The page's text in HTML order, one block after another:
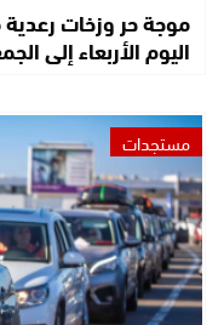
موجة حر وزخات
اليوم الأربعاء إلى
مستجدات